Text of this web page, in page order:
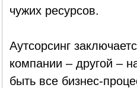
чужих ресурсов.
Аутсорсинг
компании – другой –
быть все бизнес-